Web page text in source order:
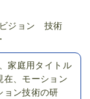
ビジョン 技術
家庭用タイトル
在、モーション
ョン技術の研